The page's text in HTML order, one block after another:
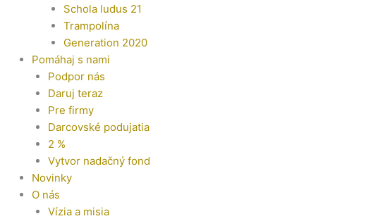
Schola ludus 21
Trampolína
Generation 2020
Pomáhaj s nami
Podpor nás
Daruj teraz
Pre firmy
Darcovské podujatia
2 %
Vytvor nadačný fond
Novinky
O nás
Vízia a misia